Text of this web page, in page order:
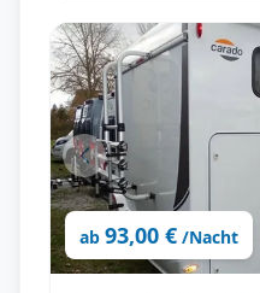
ab 93,00 € /Nacht